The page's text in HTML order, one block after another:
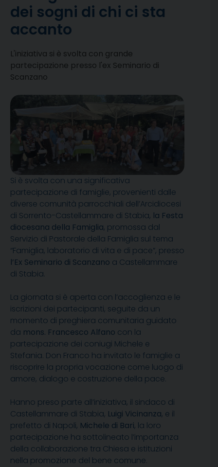
dei sogni di chi ci sta
accanto
L'iniziativa si è svolta con grande
partecipazione presso l'ex Seminario di
Scanzano
Si è svolta con una significativa
partecipazione di famiglie, provenienti dalle
diverse comunità parrocchiali dell’Arcidiocesi
di Sorrento-Castellammare di Stabia, la Festa
diocesana della Famiglia, promossa dal
Servizio di Pastorale della Famiglia sul tema
“Famiglia, laboratorio di vita e di pace”, presso
l’Ex Seminario di Scanzano a Castellammare
di Stabia.
La giornata si è aperta con l’accoglienza e le
iscrizioni dei partecipanti, seguite da un
momento di preghiera comunitaria guidato
da mons. Francesco Alfano con la
partecipazione dei coniugi Michele e
Stefania. Don Franco ha invitato le famiglie a
riscoprire la propria vocazione come luogo di
amore, dialogo e costruzione della pace.
Hanno preso parte all’iniziativa, il sindaco di
Castellammare di Stabia, Luigi Vicinanza, e il
prefetto di Napoli, Michele di Bari, la loro
partecipazione ha sottolineato l’importanza
della collaborazione tra Chiesa e istituzioni
nella promozione del bene comune.